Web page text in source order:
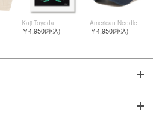
Koji Toyoda
￥4,950(税込)
American Needle
￥4,950(税込)